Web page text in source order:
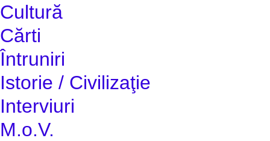
Cultură
Cărti
Întruniri
Istorie / Civilizaţie
Interviuri
M.o.V.